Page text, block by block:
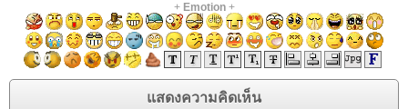
+ Emotion+